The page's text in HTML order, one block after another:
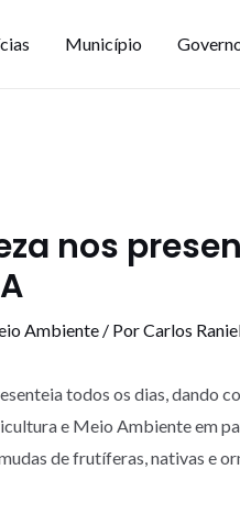
Município
nos
Ambiente / PorCarlos
todos os dias, dando
e Meio Ambiente em
de frutíferas, nativas e